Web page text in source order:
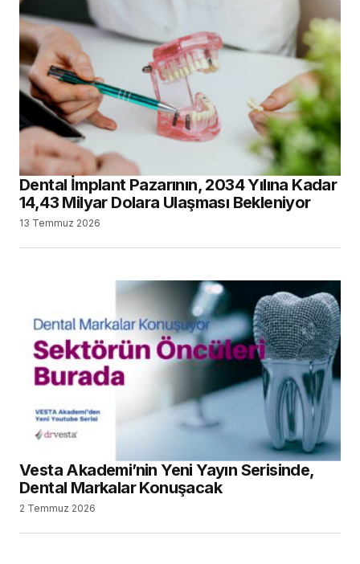
Dental İmplant Pazarının, 2034 Yılına Kadar
14,43 Milyar Dolara Ulaşması Bekleniyor
13 Temmuz 2026
Vesta Akademi’nin Yeni Yayın Serisinde,
Dental Markalar Konuşacak
2 Temmuz 2026